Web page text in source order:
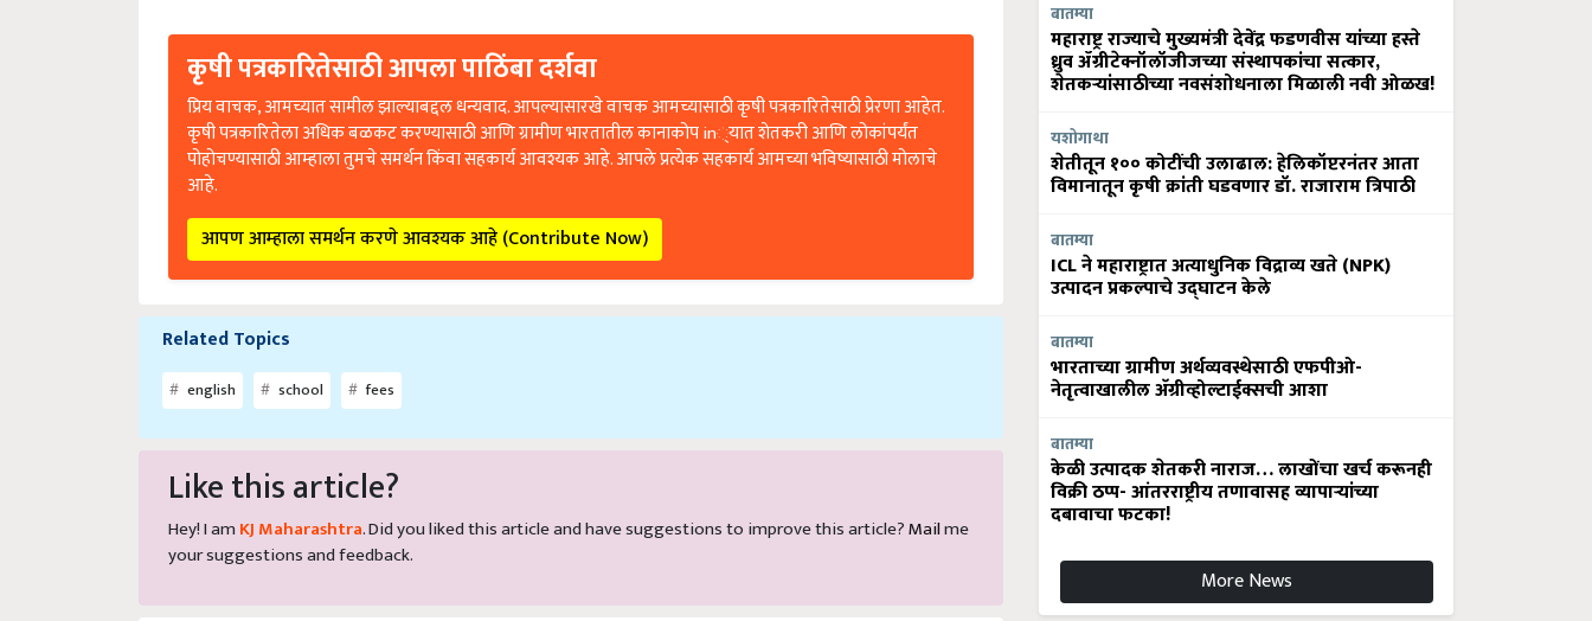
कृषी पत्रकारितेसाठी आपला पाठिंबा दर्शवा
प्रिय वाचक, आमच्यात सामील झाल्याबद्दल धन्यवाद. आपल्यासारखे वाचक आमच्यासाठी कृषी पत्रकारितेसाठी प्रेरणा आहेत.
कृषी पत्रकारितेला अधिक बळकट करण्यासाठी आणि ग्रामीण भारतातील कानाकोप in्यात शेतकरी आणि लोकांपर्यंत
पोहोचण्यासाठी आम्हाला तुमचे समर्थन किंवा सहकार्य आवश्यक आहे. आपले प्रत्येक सहकार्य आमच्या भविष्यासाठी मोलाचे
आहे.
आपण आम्हाला समर्थन करणे आवश्यक आहे (Contribute Now)
Related Topics
english school fees
Like this article?
Hey! I am KJ Maharashtra . Did you liked this article and have suggestions to improve this article? Mail
your suggestions and feedback.
बातम्या
महाराष्ट्र राज्याचे मुख्यमंत्री देवेंद्र फडणवीस यांच्या हस्ते
ध्रुव ॲग्रीटेक्नॉलॉजीजच्या संस्थापकांचा सत्कार,
शेतकऱ्यांसाठीच्या नवसंशोधनाला मिळाली नवी ओळख!
यशोगाथा
शेतीतून १०० कोटींची उलाढाल: हेलिकॉप्टरनंतर आता
विमानातून कृषी क्रांती घडवणार डॉ. राजाराम त्रिपाठी
बातम्या
ICL ने महाराष्ट्रात अत्याधुनिक विद्राव्य खते (NPK)
उत्पादन प्रकल्पाचे उद्घाटन केले
बातम्या
भारताच्या ग्रामीण अर्थव्यवस्थेसाठी एफपीओ-
नेतृत्वाखालील अ‍ॅग्रीव्होल्टाईक्सची आशा
बातम्या
केळी उत्पादक शेतकरी नाराज… लाखोंचा खर्च करूनही
विक्री ठप्प- आंतरराष्ट्रीय तणावासह व्यापाऱ्यांच्या
दबावाचा फटका!
More News